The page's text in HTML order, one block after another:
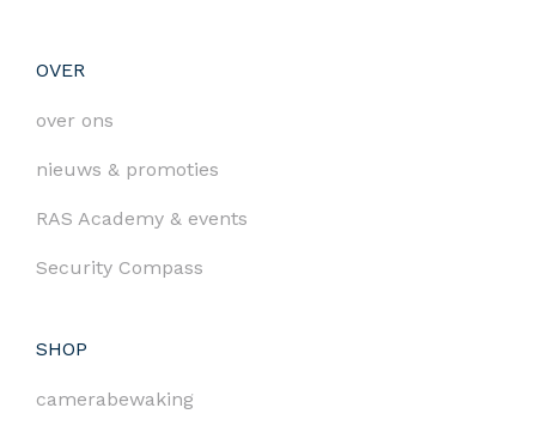
OVER
over ons
nieuws & promoties
RAS Academy & events
Security Compass
SHOP
camerabewaking